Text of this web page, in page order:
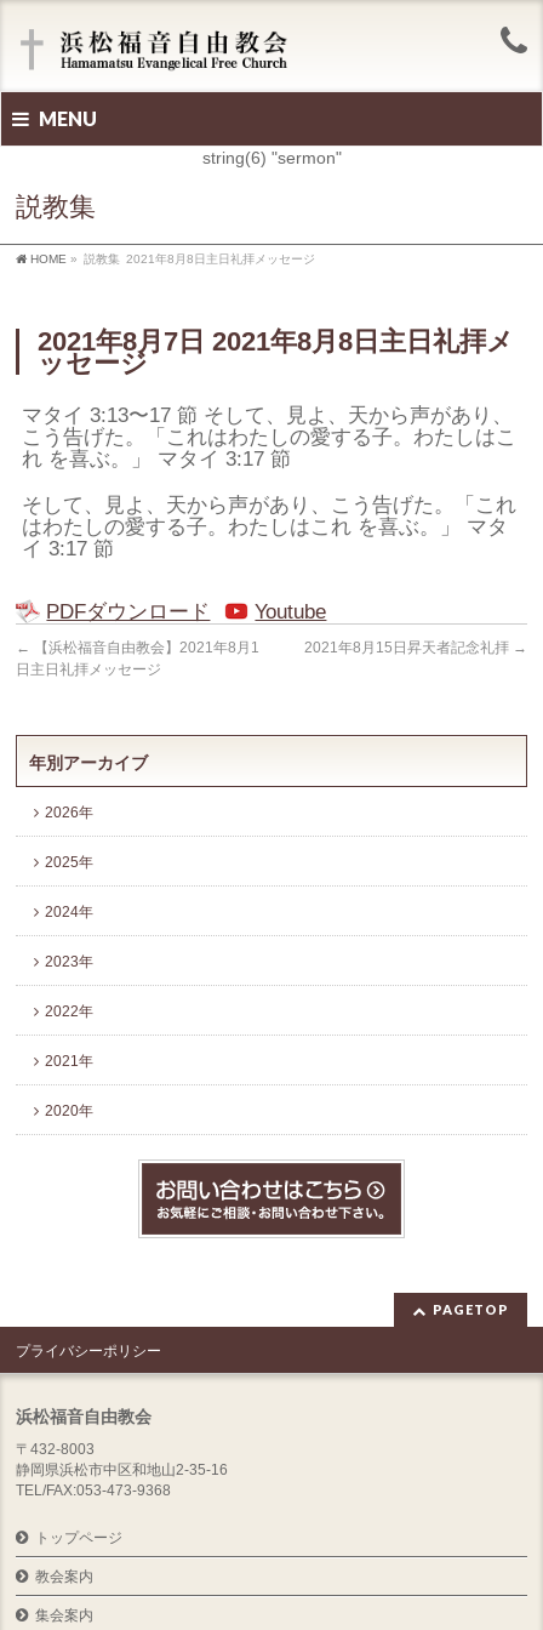
MENU
string(6) "sermon"
説教集
HOME » 説教集 2021年8月8日主日礼拝メッセージ
2021年8月7日 2021年8月8日主日礼拝メ
ッセージ
マタイ 3:13〜17 節 そして、見よ、天から声があり、
こう告げた。「これはわたしの愛する子。わたしはこ
れ を喜ぶ。」 マタイ 3:17 節
そして、見よ、天から声があり、こう告げた。「これ
はわたしの愛する子。わたしはこれ を喜ぶ。」 マタ
イ 3:17 節
PDFダウンロード Youtube
←
【浜松福音自由教会】2021年8月1
日主日礼拝メッセージ
2021年8月15日昇天者記念礼拝 →
年別アーカイブ
2026年
2025年
2024年
2023年
2022年
2021年
2020年
PAGETOP
プライバシーポリシー
浜松福音自由教会
〒432-8003
静岡県浜松市中区和地山2-35-16
TEL/FAX:053-473-9368
トップページ
教会案内
集会案内